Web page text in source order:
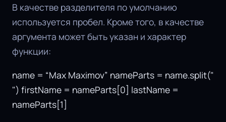
В качестве разделителя по умолчанию
используется пробел. Кроме того, в качестве
аргумента может быть указан и характер
функции:
name = “Max Maximov” nameParts = name.split("
") firstName = nameParts[0] lastName =
nameParts[1]